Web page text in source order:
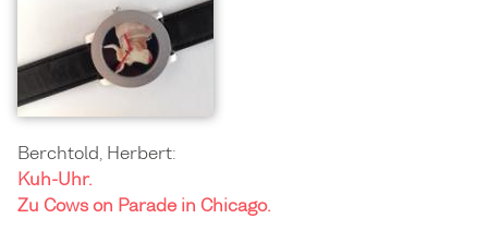
Berchtold, Herbert:
Kuh-Uhr.
Zu Cows on Parade in Chicago.